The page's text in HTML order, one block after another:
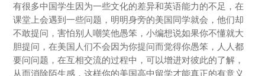
有很多中国学生因为一些文化的差异和英语能力的不足，在
课堂上会遇到一些问题，明明身旁的美国同学就会，他们却
不敢提问，害怕别人嘲笑他愚笨，小编想说如果你不懂就大
胆提问，在美国人们不会因为你提问而觉得你愚笨，人人都
要问问题，在互相交流的过程中，可以增进对彼此的了解，
从而消除陌生感，这样你的美国高中留学才能真正的有意义